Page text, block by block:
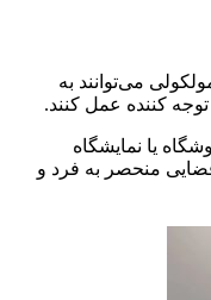
می‌توانند به
کننده عمل کنند.
یا نمایشگاه
منحصر به فرد و